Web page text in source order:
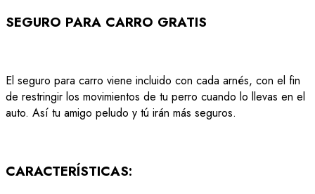
SEGURO PARA CARRO GRATIS
El seguro para carro viene incluido con cada arnés, con el fin
de restringir los movimientos de tu perro cuando lo llevas en el
auto. Así tu amigo peludo y tú irán más seguros.
CARACTERÍSTICAS: